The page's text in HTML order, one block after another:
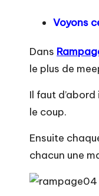
Voyons
Dans
le plus de
Il faut
le coup.
Ensuite
chacun une